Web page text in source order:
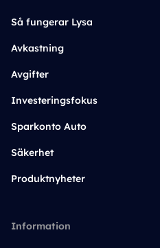
Så fungerar Lysa
Avkastning
Avgifter
Investeringsfokus
Sparkonto Auto
Säkerhet
Produktnyheter
Information